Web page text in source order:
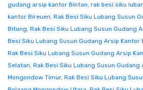
gudang arsip kantor Bintan, rak besi siku
kantor Bireuen, Rak Besi Siku Lubang Susun
Bitung, Rak Besi Siku Lubang Susun Gudang
Besi Siku Lubang Susun Gudang Arsip Kantor
Rak Besi Siku Lubang Susun Gudang Arsip
Selatan, Rak Besi Siku Lubang Susun Gudang
Mongondow Timur, Rak Besi Siku Lubang